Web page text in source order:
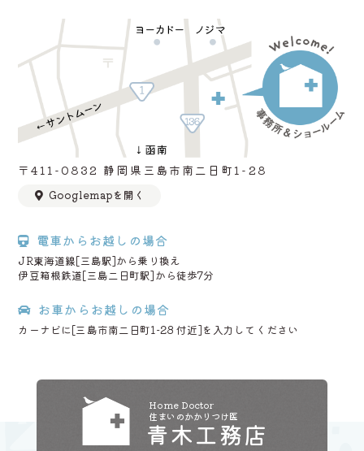
〒411-0832 静岡県三島市南二日町1-28
Googlemapを開く
電車からお越しの場合
JR東海道線[三島駅]から乗り換え
伊豆箱根鉄道[三島二日町駅]から徒歩7分
お車からお越しの場合
カーナビに[三島市南二日町1-28 付近]を入力してください
Home Doctor
住まいのかかりつけ医
青木工務店